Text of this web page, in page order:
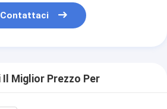
Contattaci
Il Miglior Prezzo Per